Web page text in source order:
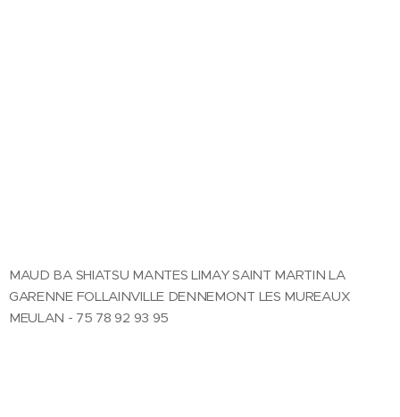
MAUD BA SHIATSU MANTES LIMAY SAINT MARTIN LA
GARENNE FOLLAINVILLE DENNEMONT LES MUREAUX
MEULAN - 75 78 92 93 95